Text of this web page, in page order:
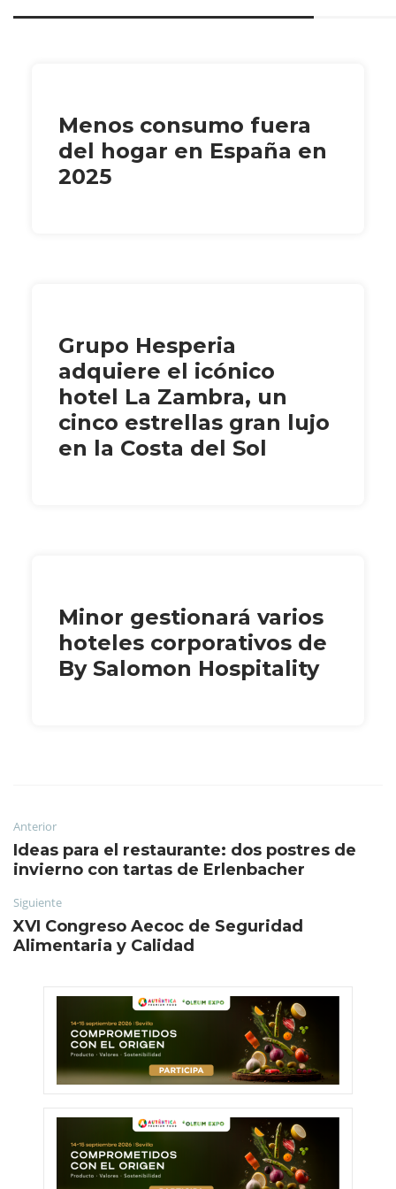
Menos consumo fuera
del hogar en España en
2025
Grupo Hesperia
adquiere el icónico
hotel La Zambra, un
cinco estrellas gran lujo
en la Costa del Sol
Minor gestionará varios
hoteles corporativos de
By Salomon Hospitality
Anterior
Ideas para el restaurante: dos postres de
invierno con tartas de Erlenbacher
Siguiente
XVI Congreso Aecoc de Seguridad
Alimentaria y Calidad